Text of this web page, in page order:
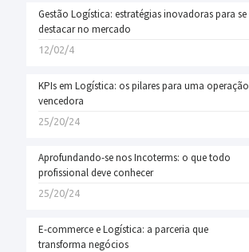
Gestão Logística: estratégias inovadoras para se
destacar no mercado
12/02/4
KPIs em Logística: os pilares para uma operação
vencedora
25/20/24
Aprofundando-se nos Incoterms: o que todo
profissional deve conhecer
25/20/24
E-commerce e Logística: a parceria que
transforma negócios